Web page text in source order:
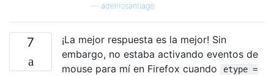
adelriosantiago
7
¡La mejor respuesta es la mejor! Sin
embargo, no estaba activando eventos de
mouse para mí en Firefox cuando
etype =